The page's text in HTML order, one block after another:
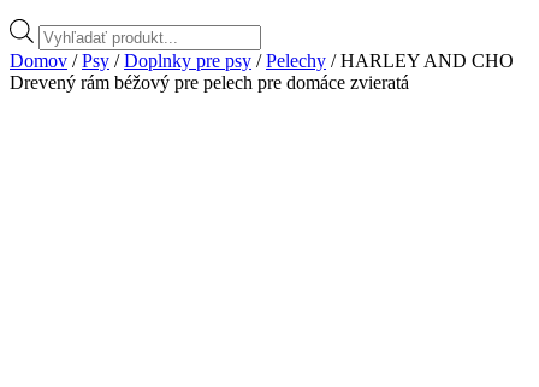
Vyhľadávanie
produktov
Domov /Psy /Doplnky pre psy /Pelechy / HARLEY AND CHO
Drevený rám béžový pre pelech pre domáce zvieratá